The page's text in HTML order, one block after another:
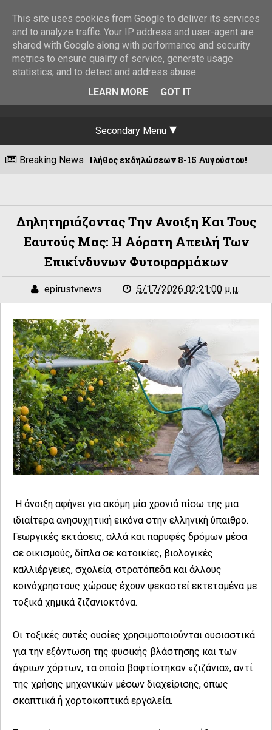
Secondary Menu
Breaking News
εκδηλώσεων 8-15 Αυγούστου! 06/08/2026
Δηλητηριάζοντας Την Ανοιξη Και Τους
Εαυτούς Μας: Η Αόρατη Απειλή Των
Επικίνδυνων Φυτοφαρμάκων
epirustvnews 5/17/2026 02:21:00 μ.μ.
Η άνοιξη αφήνει για ακόμη μία χρονιά πίσω της μια
ιδιαίτερα ανησυχητική εικόνα στην ελληνική ύπαιθρο.
Γεωργικές εκτάσεις, αλλά και παρυφές δρόμων μέσα
σε οικισμούς, δίπλα σε κατοικίες, βιολογικές
καλλιέργειες, σχολεία, στρατόπεδα και άλλους
κοινόχρηστους χώρους έχουν ψεκαστεί εκτεταμένα με
τοξικά χημικά ζιζανιοκτόνα.
Οι τοξικές αυτές ουσίες χρησιμοποιούνται ουσιαστικά
για την εξόντωση της φυσικής βλάστησης και των
άγριων χόρτων, τα οποία βαφτίστηκαν «ζιζάνια», αντί
της χρήσης μηχανικών μέσων διαχείρισης, όπως
σκαπτικά ή χορτοκοπτικά εργαλεία.
This site uses cookies from Google to deliver its services
and to analyze traffic. Your IP address and user-agent are
shared with Google along with performance and security
metrics to ensure quality of service, generate usage
statistics, and to detect and address abuse.
LEARN MORE
GOT IT